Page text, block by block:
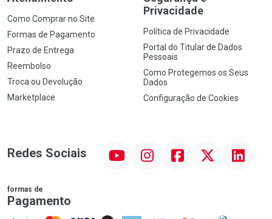
Como Comprar no Site
Formas de Pagamento
Prazo de Entrega
Reembolso
Troca ou Devolução
Marketplace
Privacidade
Política de Privacidade
Portal do Titular de Dados
Pessoais
Como Protegemos os Seus
Dados
Configuração de Cookies
Redes Sociais InstagramFacebookTwitter Linkedin
formas de
Pagamento